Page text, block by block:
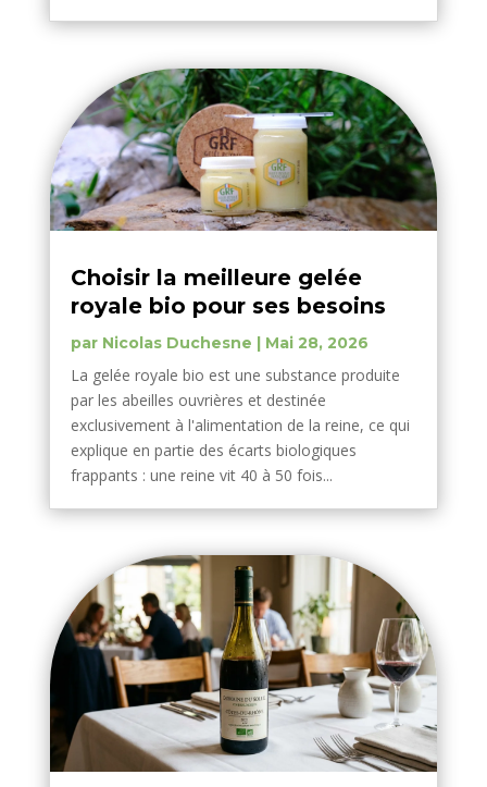
Choisir la meilleure gelée
royale bio pour ses besoins
par Nicolas Duchesne | Mai 28, 2026
La gelée royale bio est une substance produite
par les abeilles ouvrières et destinée
exclusivement à l'alimentation de la reine, ce qui
explique en partie des écarts biologiques
frappants : une reine vit 40 à 50 fois...